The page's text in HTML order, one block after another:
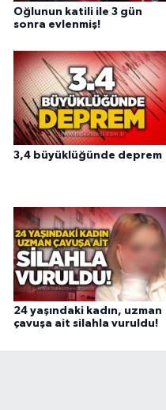
Oğlunun katili ile 3 gün
sonra evlenmiş!
3,4 büyüklüğünde deprem
24 yaşındaki kadın, uzman
çavuşa ait silahla vuruldu!